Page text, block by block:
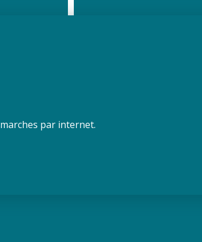
par internet.